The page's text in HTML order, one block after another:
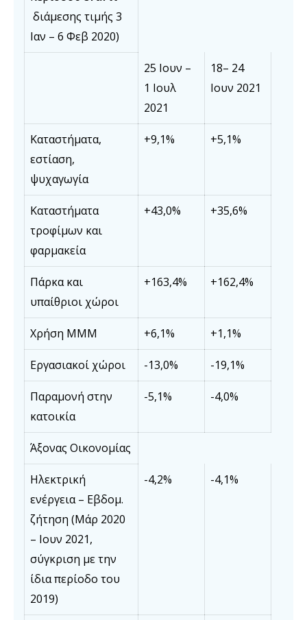
διάμεσης τιμής 3
Ιαν – 6 Φεβ 2020)
25 Ιουν –
1 Ιουλ
2021
18– 24
Ιουν 2021
Καταστήματα,
εστίαση,
ψυχαγωγία
+9,1% +5,1%
Καταστήματα
τροφίμων και
φαρμακεία
+43,0% +35,6%
Πάρκα και
υπαίθριοι χώροι
+163,4% +162,4%
Χρήση ΜΜΜ +6,1% +1,1%
Εργασιακοί χώροι -13,0% -19,1%
Παραμονή στην
κατοικία
-5,1% -4,0%
Άξονας Οικονομίας
Ηλεκτρική
ενέργεια – Εβδομ.
ζήτηση (Μάρ 2020
– Ιουν 2021,
σύγκριση με την
ίδια περίοδο του
2019)
-4,2% -4,1%